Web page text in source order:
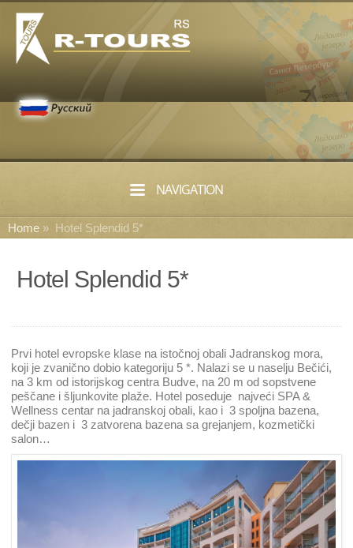
NAVIGATION
Home » Hotel Splendid 5*
Hotel Splendid 5*
Prvi hotel evropske klase na istočnoj obali Jadranskog mora,
koji je zvanično dobio kategoriju 5 *. Nalazi se u naselju Bečići,
na 3 km od istorijskog centra Budve, na 20 m od sopstvene
peščane i šljunkovite plaže. Hotel poseduje najveći SPA &
Wellness centar na jadranskoj obali, kao i 3 spoljna bazena,
dečji bazen i 3 zatvorena bazena sa grejanjem, kozmetički
salon…